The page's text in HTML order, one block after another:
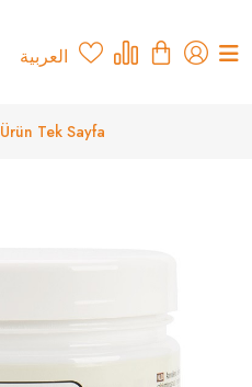
العربية
Ürün Tek Sayfa